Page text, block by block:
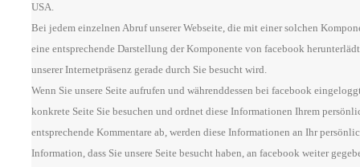
USA.
Bei jedem einzelnen Abruf unserer Webseite, die mit einer solchen
eine entsprechende Darstellung der Komponente von facebook
unserer Internetpräsenz gerade durch Sie besucht wird.
Wenn Sie unsere Seite aufrufen und währenddessen bei facebook
konkrete Seite Sie besuchen und ordnet diese Informationen Ihrem
entsprechende Kommentare ab, werden diese Informationen an Ihr
Information, dass Sie unsere Seite besucht haben, an facebook weiter